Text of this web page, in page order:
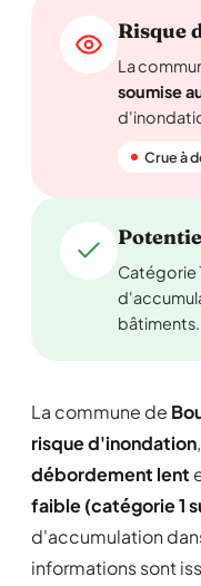
Risque
La
soumise
Crue à
Catégorie
bâtiments.
La commune de
risque d'inondation
débordement lent
faible (catégorie 1
d'accumulation
informations sont